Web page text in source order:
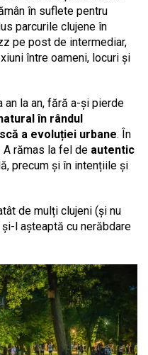
în suflete pentru
parcurile clujene în
pe post de intermediar,
între oameni, locuri și
an la an, fără a-și pierde
în rândul
a evoluției urbane. În
rămas la fel de autentic
precum și în intențiile și
de mulți clujeni (și nu
l așteaptă cu nerăbdare